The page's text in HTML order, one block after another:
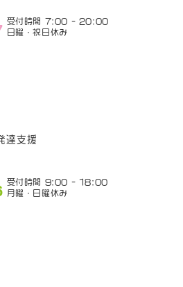
受付時間 7:00 - 20:00
日曜・祝日休み
達支援
受付時間 9:00 - 18:00
月曜・日曜休み